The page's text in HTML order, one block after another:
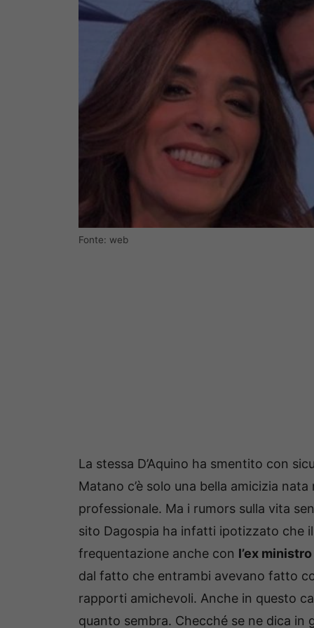
Fonte: web
La stessa D’Aquino ha smentito con
Matano c’è solo una bella amicizia
professionale. Ma i rumors sulla vita
sito Dagospia ha infatti ipotizzato che
frequentazione anche con l’ex
dal fatto che entrambi avevano fatto
rapporti amichevoli. Anche in questo
quanto sembra. Checché se ne dica